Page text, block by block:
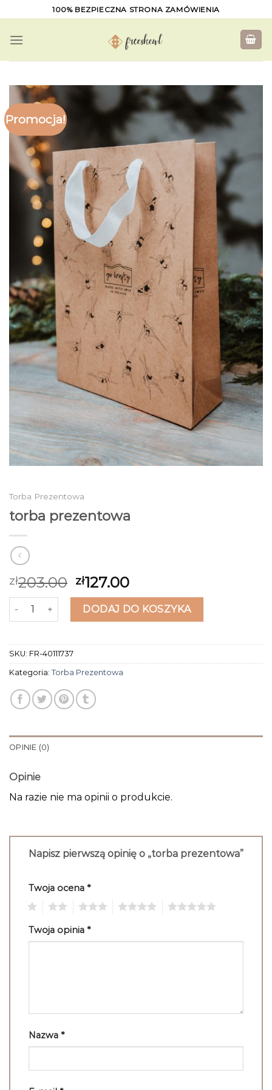
to
content
100% BEZPIECZNA STRONA ZAMÓWIENIA
Promocja!
Torba Prezentowa
torba prezentowa
zł203.00 zł127.00
ilość torba prezentowaDODAJ DO KOSZYKA
SKU: FR-40111737
Kategoria: Torba Prezentowa
OPINIE (0)
Opinie
Na razie nie ma opinii o produkcie.
Napisz pierwszą opinię o „torba prezentowa”
Twoja ocena *
Twoja opinia *
Nazwa *